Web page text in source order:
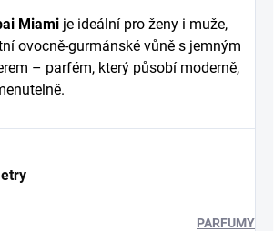
Miami je ideální pro ženy i muže,
ovocně-gurmánské vůně s jemným
– parfém, který působí moderně,
PARFUMY